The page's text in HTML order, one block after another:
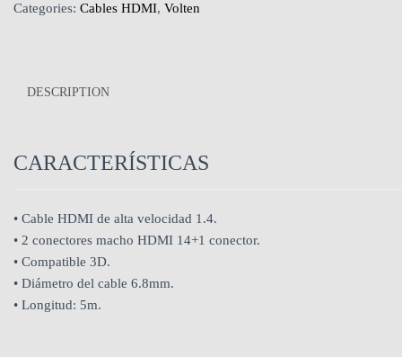
Categories: Cables HDMI, Volten
DESCRIPTION
CARACTERÍSTICAS
• Cable HDMI de alta velocidad 1.4.
• 2 conectores macho HDMI 14+1 conector.
• Compatible 3D.
• Diámetro del cable 6.8mm.
• Longitud: 5m.